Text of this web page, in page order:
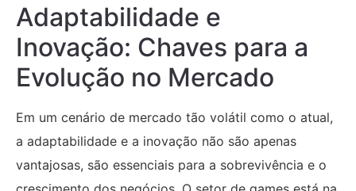
Adaptabilidade e
Inovação: Chaves para a
Evolução no Mercado
Em um cenário de mercado tão volátil como o atual,
a adaptabilidade e a inovação não são apenas
vantajosas, são essenciais para a sobrevivência e o